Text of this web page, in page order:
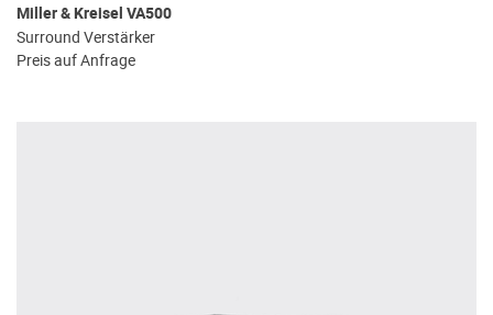
Miller & Kreisel VA500
Surround Verstärker
Preis auf Anfrage